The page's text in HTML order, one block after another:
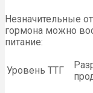
Незначительные
гормона можно
питание:
Уровень ТТГ